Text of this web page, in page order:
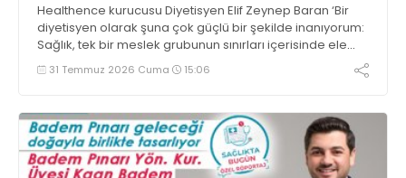
Healthence kurucusu Diyetisyen Elif Zeynep Baran ‘Bir
diyetisyen olarak şuna çok güçlü bir şekilde inanıyorum:
Sağlık, tek bir meslek grubunun sınırları içerisinde ele
alınamayacak kadar bütüncül bir alan’ dedi
31 Temmuz 2026 Cuma 15:06